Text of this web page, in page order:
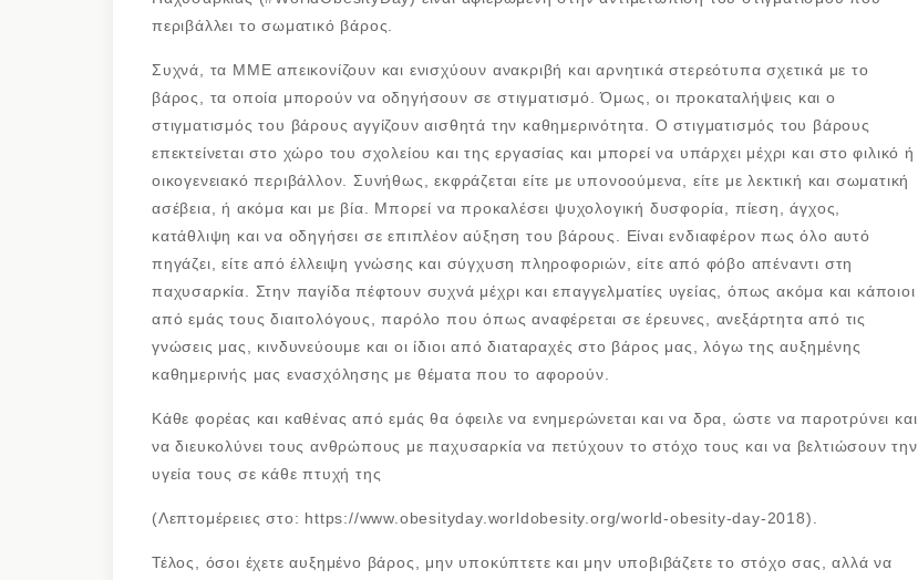
περιβάλλει το σωματικό βάρος.
Συχνά, τα ΜΜΕ απεικονίζουν και ενισχύουν ανακριβή και αρνητικά στερεότυπα σχετικά με το
βάρος, τα οποία μπορούν να οδηγήσουν σε στιγματισμό. Όμως, οι προκαταλήψεις και ο
στιγματισμός του βάρους αγγίζουν αισθητά την καθημερινότητα. Ο στιγματισμός του βάρους
επεκτείνεται στο χώρο του σχολείου και της εργασίας και μπορεί να υπάρχει μέχρι και στο φιλικό ή
οικογενειακό περιβάλλον. Συνήθως, εκφράζεται είτε με υπονοούμενα, είτε με λεκτική και σωματική
ασέβεια, ή ακόμα και με βία. Μπορεί να προκαλέσει ψυχολογική δυσφορία, πίεση, άγχος,
κατάθλιψη και να οδηγήσει σε επιπλέον αύξηση του βάρους. Είναι ενδιαφέρον πως όλο αυτό
πηγάζει, είτε από έλλειψη γνώσης και σύγχυση πληροφοριών, είτε από φόβο απέναντι στη
παχυσαρκία. Στην παγίδα πέφτουν συχνά μέχρι και επαγγελματίες υγείας, όπως ακόμα και κάποιοι
από εμάς τους διαιτολόγους, παρόλο που όπως αναφέρεται σε έρευνες, ανεξάρτητα από τις
γνώσεις μας, κινδυνεύουμε και οι ίδιοι από διαταραχές στο βάρος μας, λόγω της αυξημένης
καθημερινής μας ενασχόλησης με θέματα που το αφορούν.
Κάθε φορέας και καθένας από εμάς θα όφειλε να ενημερώνεται και να δρα, ώστε να παροτρύνει και
να διευκολύνει τους ανθρώπους με παχυσαρκία να πετύχουν το στόχο τους και να βελτιώσουν την
υγεία τους σε κάθε πτυχή της
(Λεπτομέρειες στο: https://www.obesityday.worldobesity.org/world-obesity-day-2018).
Τέλος, όσοι έχετε αυξημένο βάρος, μην υποκύπτετε και μην υποβιβάζετε το στόχο σας, αλλά να